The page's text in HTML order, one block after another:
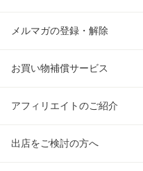
メルマガの登録・解除
お買い物補償サービス
アフィリエイトのご紹介
出店をご検討の方へ